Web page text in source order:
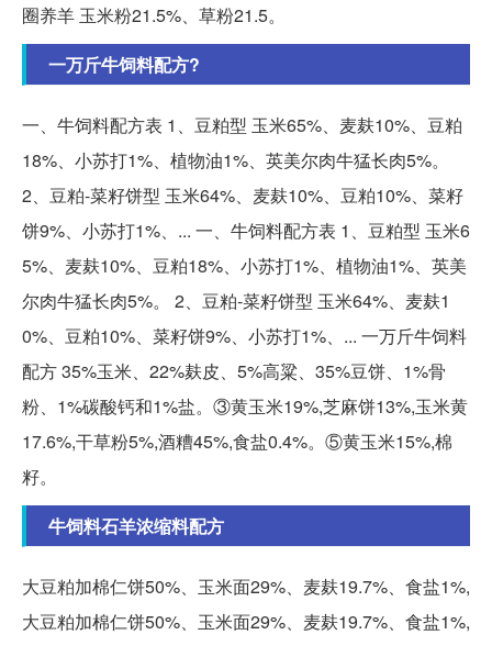
圈养羊 玉米粉21.5%、草粉21.5。
一万斤牛饲料配方?
一、牛饲料配方表 1、豆粕型 玉米65%、麦麸10%、豆粕
18%、小苏打1%、植物油1%、英美尔肉牛猛长肉5%。
2、豆粕-菜籽饼型 玉米64%、麦麸10%、豆粕10%、菜籽
饼9%、小苏打1%、... 一、牛饲料配方表 1、豆粕型 玉米6
5%、麦麸10%、豆粕18%、小苏打1%、植物油1%、英美
尔肉牛猛长肉5%。 2、豆粕-菜籽饼型 玉米64%、麦麸1
0%、豆粕10%、菜籽饼9%、小苏打1%、... 一万斤牛饲料
配方 35%玉米、22%麸皮、5%高粱、35%豆饼、1%骨
粉、1%碳酸钙和1%盐。③黄玉米19%,芝麻饼13%,玉米黄
17.6%,干草粉5%,酒糟45%,食盐0.4%。⑤黄玉米15%,棉
籽。
牛饲料石羊浓缩料配方
大豆粕加棉仁饼50%、玉米面29%、麦麸19.7%、食盐1%,
大豆粕加棉仁饼50%、玉米面29%、麦麸19.7%、食盐1%,